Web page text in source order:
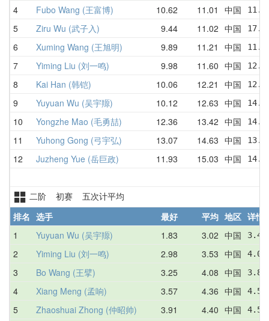
4 Fubo Wang (王富博) 10.62 11.01 中国
5 Ziru Wu (武子入) 9.44 11.02 中国
6 Xuming Wang (王旭明) 9.89 11.21 中国
7 Yiming Liu (刘一鸣) 9.98 11.60 中国
8 Kai Han (韩铠) 10.06 12.21 中国
9 Yuyuan Wu (吴宇羱) 10.12 12.63 中国
10 Yongzhe Mao (毛勇喆) 12.36 13.42 中国
11 Yuhong Gong (弓宇弘) 13.07 14.63 中国
12 Juzheng Yue (岳巨政) 11.93 15.03 中国
二阶 初赛 五次计平均
排名 选手 最好 平均 地区 详情
1
Yuyuan Wu (吴宇羱) 1.83 3.02 中国
2 Yiming Liu (刘一鸣) 2.98 3.53 中国
3 Bo Wang (王擘) 3.25 4.08 中国
4 Xiang Meng (孟响) 3.57 4.36 中国
5 Zhaoshuai Zhong (仲昭帅) 3.91 4.40 中国